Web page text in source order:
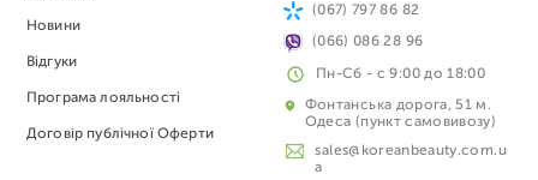
Новини
Відгуки
Програма лояльності
Договір публічної Оферти
(067) 797 86 82
(066) 086 28 96
Пн-Сб - с 9:00 до 18:00
Фонтанська дорога, 51 м.
Одеса (пункт самовивозу)
sales@koreanbeauty.com.u
a